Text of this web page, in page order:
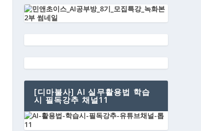
[디마불사] AI 실무활용법 학습
시 필독강추 채널11